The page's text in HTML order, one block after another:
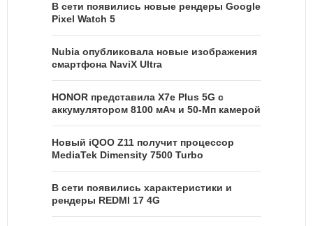
В сети появились новые рендеры Google
Pixel Watch 5
Nubia опубликовала новые изображения
смартфона NaviX Ultra
HONOR представила X7e Plus 5G с
аккумулятором 8100 мАч и 50-Мп камерой
Новый iQOO Z11 получит процессор
MediaTek Dimensity 7500 Turbo
В сети появились характеристики и
рендеры REDMI 17 4G